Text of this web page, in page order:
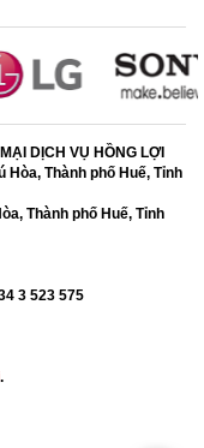
DỊCH VỤ HỒNG LỢI
Thành phố Huế, Tỉnh
Thành phố Huế, Tỉnh
3 523 575
.